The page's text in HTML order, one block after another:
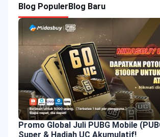
Blog Populer Blog Baru
Promo Global Juli PUBG Mobile
Super & Hadiah UC Akumulatif!